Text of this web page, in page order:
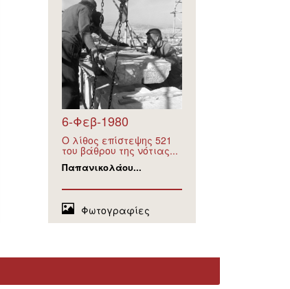
6-Φεβ-1980
Ο λίθος επίστεψης 521
του βάθρου της νότιας...
Παπανικολάου...
Φωτογραφίες